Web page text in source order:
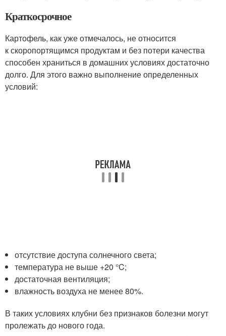
Краткосрочное
Картофель, как уже отмечалось, не относится
к скоропортящимся продуктам и без потери качества
способен храниться в домашних условиях достаточно
долго. Для этого важно выполнение определенных
условий:
отсутствие доступа солнечного света;
температура не выше +20 °C;
достаточная вентиляция;
влажность воздуха не менее 80%.
В таких условиях клубни без признаков болезни могут
пролежать до нового года.